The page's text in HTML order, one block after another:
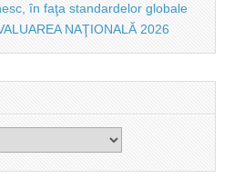
în faţa standardelor globale
NAŢIONALĂ 2026